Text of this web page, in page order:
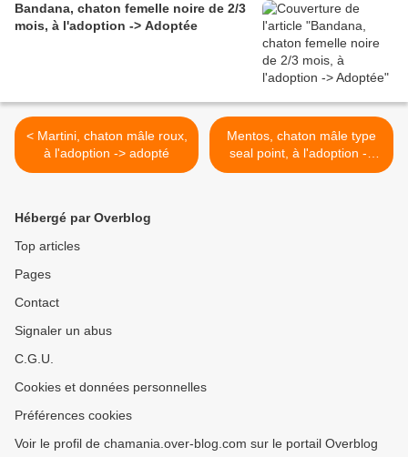
Bandana, chaton femelle noire de 2/3
mois, à l'adoption -> Adoptée
< Martini, chaton mâle roux,
à l'adoption -> adopté
Mentos, chaton mâle type
seal point, à l'adoption ->
adopté >
Hébergé par Overblog
Top articles
Pages
Contact
Signaler un abus
C.G.U.
Cookies et données personnelles
Préférences cookies
Voir le profil de chamania.over-blog.com sur le portail Overblog